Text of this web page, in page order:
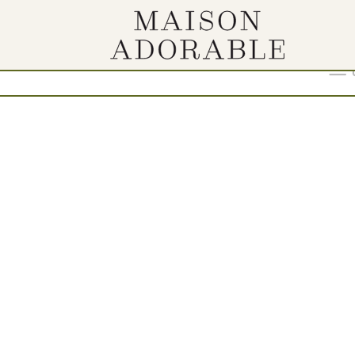
Show 9 12 18 24